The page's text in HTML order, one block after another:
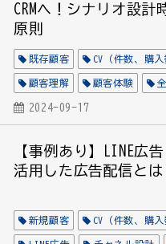
CRMへ！シナリオ設
原則
既存顧客 CV（件数、購入
顧客理解 顧客体験
シナリオ設計
2024-09-17
【事例あり】LINE広
活用した広告配信とは
新規顧客 CV（件数、購入